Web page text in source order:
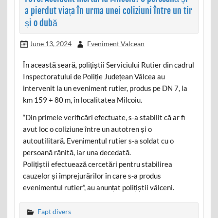
a pierdut viața în urma unei coliziuni între un tir
și o dubă
June 13, 2024 Eveniment Valcean
În această seară, polițiștii Serviciului Rutier din cadrul
Inspectoratului de Poliție Județean Vâlcea au
intervenit la un eveniment rutier, produs pe DN 7, la
km 159 + 80 m, în localitatea Milcoiu.
“Din primele verificări efectuate, s-a stabilit că ar fi
avut loc o coliziune între un autotren și o
autoutilitară. Evenimentul rutier s-a soldat cu o
persoană rănită, iar una decedată.
Polițiștii efectuează cercetări pentru stabilirea
cauzelor și împrejurărilor în care s-a produs
evenimentul rutier”, au anunțat polițiștii vâlceni.
Fapt divers